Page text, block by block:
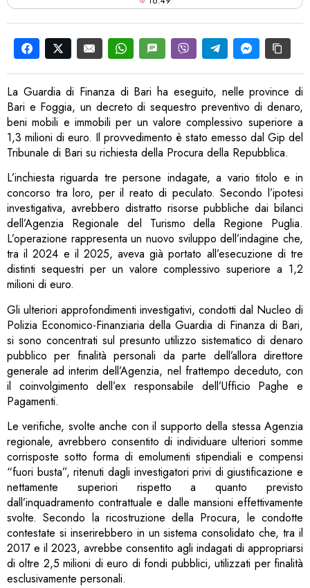
La Guardia di Finanza di Bari ha eseguito, nelle province di
Bari e Foggia, un decreto di sequestro preventivo di denaro,
beni mobili e immobili per un valore complessivo superiore a
1,3 milioni di euro. Il provvedimento è stato emesso dal Gip del
Tribunale di Bari su richiesta della Procura della Repubblica.
L’inchiesta riguarda tre persone indagate, a vario titolo e in
concorso tra loro, per il reato di peculato. Secondo l’ipotesi
investigativa, avrebbero distratto risorse pubbliche dai bilanci
dell’Agenzia Regionale del Turismo della Regione Puglia.
L’operazione rappresenta un nuovo sviluppo dell’indagine che,
tra il 2024 e il 2025, aveva già portato all’esecuzione di tre
distinti sequestri per un valore complessivo superiore a 1,2
milioni di euro.
Gli ulteriori approfondimenti investigativi, condotti dal Nucleo di
Polizia Economico-Finanziaria della Guardia di Finanza di Bari,
si sono concentrati sul presunto utilizzo sistematico di denaro
pubblico per finalità personali da parte dell’allora direttore
generale ad interim dell’Agenzia, nel frattempo deceduto, con
il coinvolgimento dell’ex responsabile dell’Ufficio Paghe e
Pagamenti.
Le verifiche, svolte anche con il supporto della stessa Agenzia
regionale, avrebbero consentito di individuare ulteriori somme
corrisposte sotto forma di emolumenti stipendiali e compensi
“fuori busta”, ritenuti dagli investigatori privi di giustificazione e
nettamente superiori rispetto a quanto previsto
dall’inquadramento contrattuale e dalle mansioni effettivamente
svolte. Secondo la ricostruzione della Procura, le condotte
contestate si inserirebbero in un sistema consolidato che, tra il
2017 e il 2023, avrebbe consentito agli indagati di appropriarsi
di oltre 2,5 milioni di euro di fondi pubblici, utilizzati per finalità
esclusivamente personali.